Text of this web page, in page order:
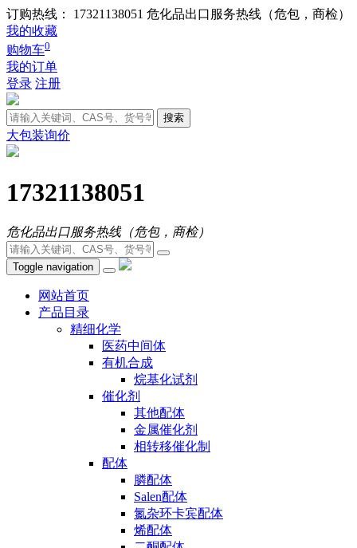
订购热线： 17321138051 危化品出口服务热线（危包，商检）
我的收藏
购物车0
我的订单
登录 注册
搜索
大包装询价
17321138051
危化品出口服务热线（危包，商检）
Toggle navigation
网站首页
产品目录
精细化学
医药中间体
有机合成
烷基化试剂
催化剂
其他配体
金属催化剂
相转移催化制
配体
膦配体
Salen配体
氮杂环卡宾配体
烯配体